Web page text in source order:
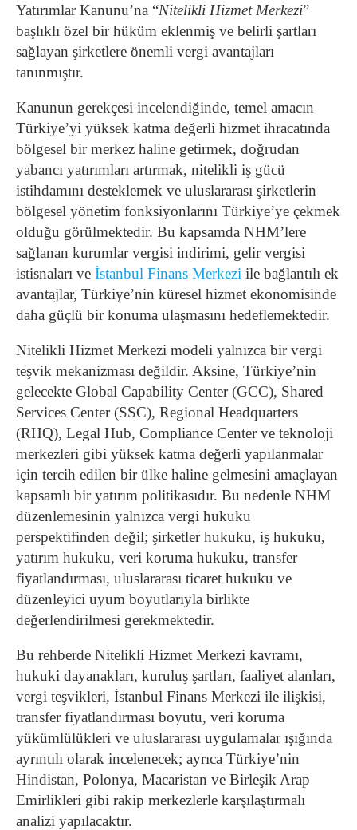
Yatırımlar Kanunu’na “Nitelikli Hizmet Merkezi”
başlıklı özel bir hüküm eklenmiş ve belirli şartları
sağlayan şirketlere önemli vergi avantajları
tanınmıştır.
Kanunun gerekçesi incelendiğinde, temel amacın
Türkiye’yi yüksek katma değerli hizmet ihracatında
bölgesel bir merkez haline getirmek, doğrudan
yabancı yatırımları artırmak, nitelikli iş gücü
istihdamını desteklemek ve uluslararası şirketlerin
bölgesel yönetim fonksiyonlarını Türkiye’ye çekmek
olduğu görülmektedir. Bu kapsamda NHM’lere
sağlanan kurumlar vergisi indirimi, gelir vergisi
istisnaları ve İstanbul Finans Merkezi ile bağlantılı ek
avantajlar, Türkiye’nin küresel hizmet ekonomisinde
daha güçlü bir konuma ulaşmasını hedeflemektedir.
Nitelikli Hizmet Merkezi modeli yalnızca bir vergi
teşvik mekanizması değildir. Aksine, Türkiye’nin
gelecekte Global Capability Center (GCC), Shared
Services Center (SSC), Regional Headquarters
(RHQ), Legal Hub, Compliance Center ve teknoloji
merkezleri gibi yüksek katma değerli yapılanmalar
için tercih edilen bir ülke haline gelmesini amaçlayan
kapsamlı bir yatırım politikasıdır. Bu nedenle NHM
düzenlemesinin yalnızca vergi hukuku
perspektifinden değil; şirketler hukuku, iş hukuku,
yatırım hukuku, veri koruma hukuku, transfer
fiyatlandırması, uluslararası ticaret hukuku ve
düzenleyici uyum boyutlarıyla birlikte
değerlendirilmesi gerekmektedir.
Bu rehberde Nitelikli Hizmet Merkezi kavramı,
hukuki dayanakları, kuruluş şartları, faaliyet alanları,
vergi teşvikleri, İstanbul Finans Merkezi ile ilişkisi,
transfer fiyatlandırması boyutu, veri koruma
yükümlülükleri ve uluslararası uygulamalar ışığında
ayrıntılı olarak incelenecek; ayrıca Türkiye’nin
Hindistan, Polonya, Macaristan ve Birleşik Arap
Emirlikleri gibi rakip merkezlerle karşılaştırmalı
analizi yapılacaktır.